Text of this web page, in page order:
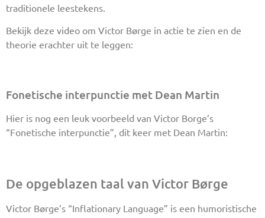
traditionele leestekens.
Bekijk deze video om Victor Børge in actie te zien en de
theorie erachter uit te leggen:
Fonetische interpunctie met Dean Martin
Hier is nog een leuk voorbeeld van Victor Borge’s
“Fonetische interpunctie”, dit keer met Dean Martin:
De opgeblazen taal van Victor Børge
Victor Børge’s “Inflationary Language” is een humoristische